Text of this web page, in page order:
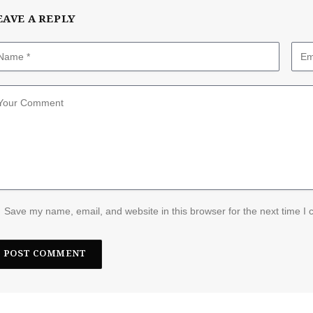
A REPLY
Save my name, email, and website in this browser for the next time I